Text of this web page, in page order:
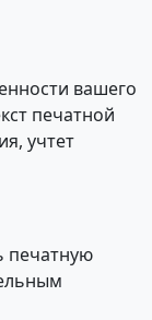
вашего
печатной
учтет
печатную